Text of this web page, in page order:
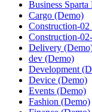
Business
Cargo (Demo)
Construction-
Construction-
Delivery
dev (Demo)
Development
Device (Demo)
Events (Demo)
Fashion (Demo)